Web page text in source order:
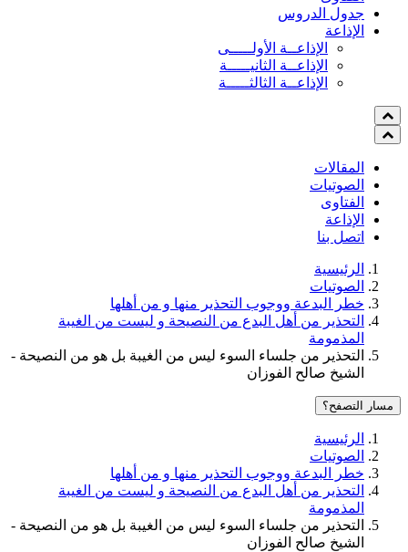
جدول الدروس
الإذاعة
الإذاعــة الأولـــــى
الإذاعــة الثانيـــــة
الإذاعــة الثالثـــــة
المقالات
الصوتيات
الفتاوى
الإذاعة
اتصل بنا
الرئيسية
الصوتيات
خطر البدعة ووجوب التحذير منها و من أهلها
التحذير من أهل البدع من النصيحة و ليست من الغيبة
المذمومة
التحذير من جلساء السوء ليس من الغيبة بل هو من النصيحة -
الشيخ صالح الفوزان
مسار التصفح؟
الرئيسية
الصوتيات
خطر البدعة ووجوب التحذير منها و من أهلها
التحذير من أهل البدع من النصيحة و ليست من الغيبة
المذمومة
التحذير من جلساء السوء ليس من الغيبة بل هو من النصيحة -
الشيخ صالح الفوزان